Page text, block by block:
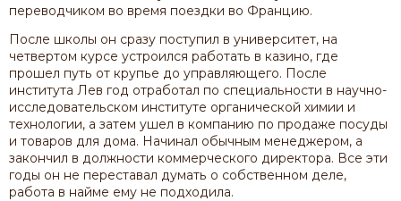
переводчиком во время поездки во Францию.
После школы он сразу поступил в университет, на
четвертом курсе устроился работать в казино, где
прошел путь от крупье до управляющего. После
института Лев год отработал по специальности в научно-
исследовательском институте органической химии и
технологии, а затем ушел в компанию по продаже посуды
и товаров для дома. Начинал обычным менеджером, а
закончил в должности коммерческого директора. Все эти
годы он не переставал думать о собственном деле,
работа в найме ему не подходила.